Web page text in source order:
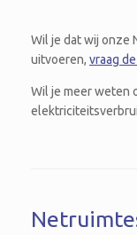
Wil je dat wij onze
uitvoeren, vraag
Wil je meer weten